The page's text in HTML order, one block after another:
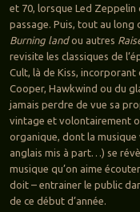
et 70, lorsque Led
passage. Puis, tout au long
Burning landou autres
revisite les classiques de
Cult, là de Kiss, incorporant
Cooper, Hawkwind ou du
jamais perdre de vue sa
vintage et volontairement
organique, dont la musique
anglais mis à part…) se
musique qu’on aime
doit – entrainer le public
de ce début d’année.